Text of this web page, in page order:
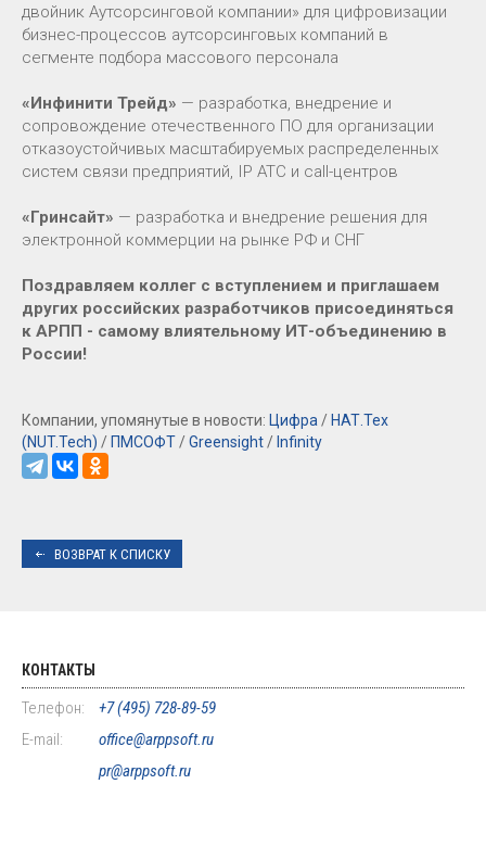
двойник Аутсорсинговой компании» для цифровизации
бизнес-процессов аутсорсинговых компаний в
сегменте подбора массового персонала
«Инфинити Трейд» — разработка, внедрение и
сопровождение отечественного ПО для организации
отказоустойчивых масштабируемых распределенных
систем связи предприятий, IP АТС и call-центров
«Гринсайт» — разработка и внедрение решения для
электронной коммерции на рынке РФ и СНГ
Поздравляем коллег с вступлением и приглашаем
других российских разработчиков присоединяться
к АРПП - самому влиятельному ИТ-объединению в
России!
Компании, упомянутые в новости: Цифра / НАТ.Тех
(NUT.Tech) / ПМСОФТ /Greensight / Infinity
ВОЗВРАТ К СПИСКУ
КОНТАКТЫ
Телефон:
+7 (495) 728-89-59
E-mail:
office@arppsoft.ru
pr@arppsoft.ru